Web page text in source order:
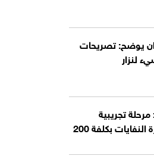
يوضح: تصريحات
لنزار
تجريبية
لتطوير إدارة النفايات بكلفة 200